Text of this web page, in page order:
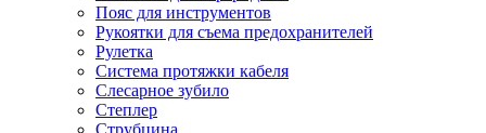
Пояс для инструментов
Рукоятки для съема предохранителей
Рулетка
Система протяжки кабеля
Слесарное зубило
Степлер
Струбцина